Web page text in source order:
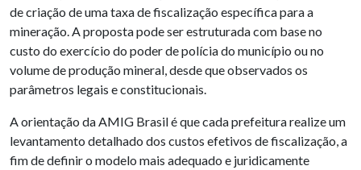
de criação de uma taxa de fiscalização específica para a
mineração. A proposta pode ser estruturada com base no
custo do exercício do poder de polícia do município ou no
volume de produção mineral, desde que observados os
parâmetros legais e constitucionais.
A orientação da AMIG Brasil é que cada prefeitura realize um
levantamento detalhado dos custos efetivos de fiscalização, a
fim de definir o modelo mais adequado e juridicamente